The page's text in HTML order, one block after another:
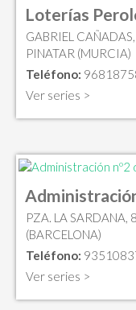
Loterías
GABRIEL
PINATAR (MURCIA)
Teléfono:
Ver series >
PZA. LA SARDANA,
(BARCELONA)
Teléfono:
Ver series >